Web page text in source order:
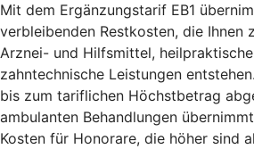
Mit dem Ergänzungstarif EB1
verbleibenden Restkosten, die Ihnen
Arznei- und Hilfsmittel,
zahntechnische Leistungen
bis zum tariflichen Höchstbetrag
ambulanten Behandlungen
Kosten für Honorare, die höher sind